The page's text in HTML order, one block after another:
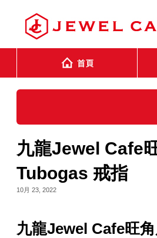
九龍Jewel Cafe
Tubogas 戒指
10月 23, 2022
九龍Jewel Cafe旺